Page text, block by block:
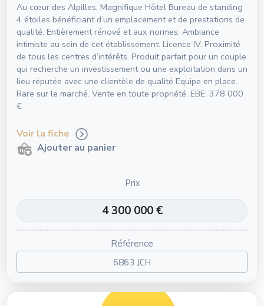
Au cœur des Alpilles, Magnifique Hôtel Bureau de standing
4 étoiles bénéficiant d’un emplacement et de prestations de
qualité. Entièrement rénové et aux normes. Ambiance
intimiste au sein de cet établissement. Licence IV. Proximité
de tous les centres d’intérêts. Produit parfait pour un couple
qui recherche un investissement ou une exploitation dans un
lieu réputée avec une clientèle de qualité Equipe en place.
Rare sur le marché. Vente en toute propriété. EBE: 378 000
€
Voir la fiche
Ajouter au panier
Prix
4 300 000 €
Référence
6863 JCH